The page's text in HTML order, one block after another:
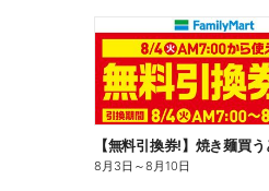
8月3日 ～8月10日